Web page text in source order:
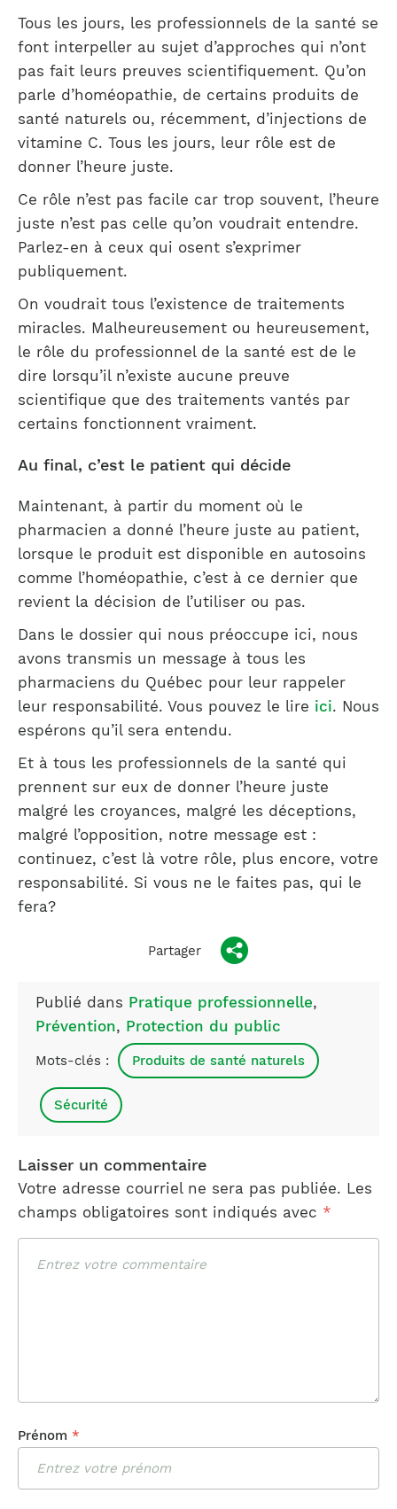
Tous les jours, les professionnels de la santé se
font interpeller au sujet d’approches qui n’ont
pas fait leurs preuves scientifiquement. Qu’on
parle d’homéopathie, de certains produits de
santé naturels ou, récemment, d’injections de
vitamine C. Tous les jours, leur rôle est de
donner l’heure juste.
Ce rôle n’est pas facile car trop souvent, l’heure
juste n’est pas celle qu’on voudrait entendre.
Parlez-en à ceux qui osent s’exprimer
publiquement.
On voudrait tous l’existence de traitements
miracles. Malheureusement ou heureusement,
le rôle du professionnel de la santé est de le
dire lorsqu’il n’existe aucune preuve
scientifique que des traitements vantés par
certains fonctionnent vraiment.
Au final, c’est le patient qui décide
Maintenant, à partir du moment où le
pharmacien a donné l’heure juste au patient,
lorsque le produit est disponible en autosoins
comme l’homéopathie, c’est à ce dernier que
revient la décision de l’utiliser ou pas.
Dans le dossier qui nous préoccupe ici, nous
avons transmis un message à tous les
pharmaciens du Québec pour leur rappeler
leur responsabilité. Vous pouvez le lire ici. Nous
espérons qu’il sera entendu.
Et à tous les professionnels de la santé qui
prennent sur eux de donner l’heure juste
malgré les croyances, malgré les déceptions,
malgré l’opposition, notre message est :
continuez, c’est là votre rôle, plus encore, votre
responsabilité. Si vous ne le faites pas, qui le
fera?
Partager
Publié dans Pratique professionnelle,
Prévention, Protection du public
Mots-clés : Produits de santé naturels
Sécurité
Laisser un commentaire
Votre adresse courriel ne sera pas publiée. Les
champs obligatoires sont indiqués avec *
Prénom *